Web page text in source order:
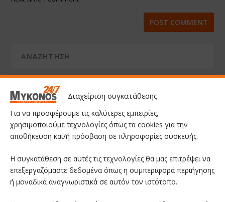
Διαχείριση συγκατάθεσης
Για να προσφέρουμε τις καλύτερες εμπειρίες,
χρησιμοποιούμε τεχνολογίες όπως τα cookies για την
αποθήκευση και/ή πρόσβαση σε πληροφορίες συσκευής.
Η συγκατάθεση σε αυτές τις τεχνολογίες θα μας επιτρέψει να
επεξεργαζόμαστε δεδομένα όπως η συμπεριφορά περιήγησης
ή μοναδικά αναγνωριστικά σε αυτόν τον ιστότοπο.